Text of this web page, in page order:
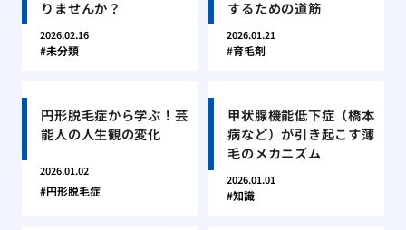
りませんか？
2026.02.16
未分類
するための道筋
2026.01.21
育毛剤
円形脱毛症から学ぶ！芸
能人の人生観の変化
2026.01.02
円形脱毛症
甲状腺機能低下症（橋本
病など）が引き起こす薄
毛のメカニズム
2026.01.01
知識